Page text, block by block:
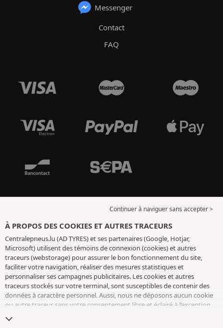
Messenger
Contact
FAQ
Continuer à naviguer sans accepter >
À PROPOS DES COOKIES ET AUTRES TRACEURS
Centralepneus.lu (AD TYRES) et ses partenaires (Google, Hotjar,
Microsoft) utilisent des témoins de connexion (cookies) et autres
traceurs (webstorage) pour assurer le bon fonctionnement du site,
faciliter votre navigation, réaliser des mesures statistiques et
personnaliser ses campagnes publicitaires. Les cookies et autres
traceurs stockés sur votre terminal, sont susceptibles de contenir des
données à caractère personnel. Aussi, nous ne déposons aucun cookie
ou autre traceur sans votre consentement libre et éclairé à l’exception
conservons votre choix pendant 6 mois. Vous pouvez retirer votre